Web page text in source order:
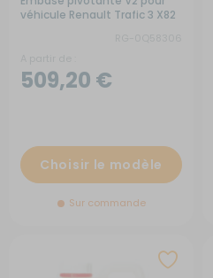
véhicule Renault Trafic 3 X82
509,20 €
Choisir le modèle
Sur commande